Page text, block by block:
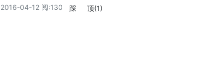
2016-04-12 阅:130 踩 顶(1)